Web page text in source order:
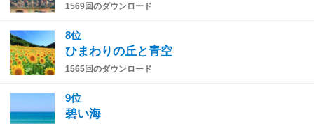
1569回のダウンロード
8位
ひまわりの丘と青空
1565回のダウンロード
9位
碧い海